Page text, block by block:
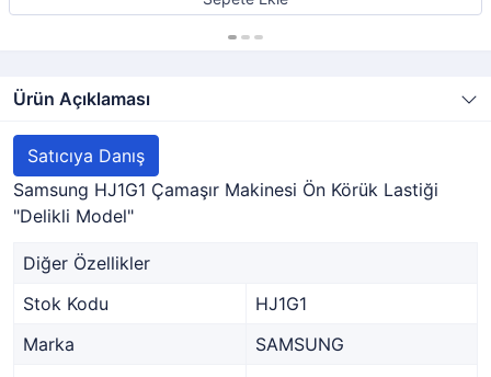
Ürün Açıklaması
Satıcıya Danış
Samsung HJ1G1 Çamaşır Makinesi Ön Körük Lastiği
"Delikli Model"
Diğer Özellikler
Stok Kodu
HJ1G1
Marka
SAMSUNG